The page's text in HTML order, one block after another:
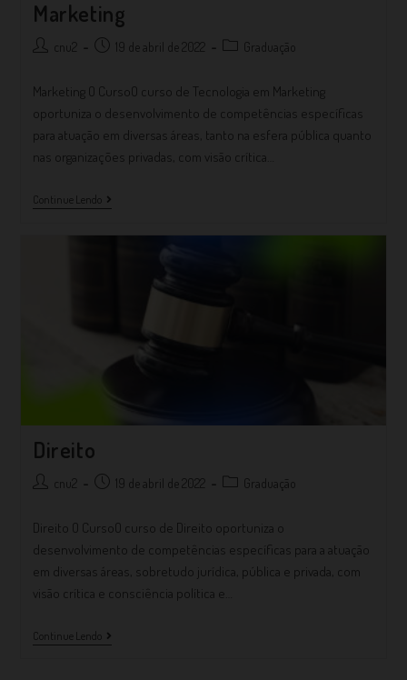
Marketing
cnu2 19 de abril de 2022 Graduação
Marketing O CursoO curso de Tecnologia em Marketing
oportuniza o desenvolvimento de competências específicas
para atuação em diversas áreas, tanto na esfera pública quanto
nas organizações privadas, com visão crítica…
Continue Lendo
Direito
cnu2 19 de abril de 2022 Graduação
Direito O CursoO curso de Direito oportuniza o
desenvolvimento de competências específicas para a atuação
em diversas áreas, sobretudo jurídica, pública e privada, com
visão crítica e consciência política e…
Continue Lendo